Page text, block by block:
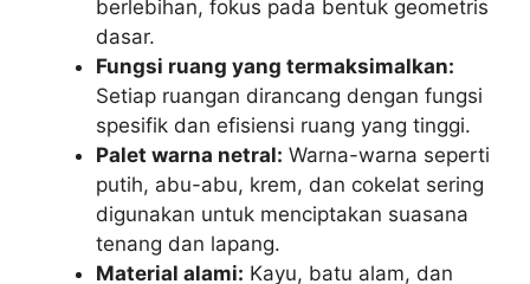
berlebihan, fokus pada bentuk geometris
dasar.
Fungsi ruang yang termaksimalkan:
Setiap ruangan dirancang dengan fungsi
spesifik dan efisiensi ruang yang tinggi.
Palet warna netral: Warna-warna seperti
putih, abu-abu, krem, dan cokelat sering
digunakan untuk menciptakan suasana
tenang dan lapang.
Material alami: Kayu, batu alam, dan